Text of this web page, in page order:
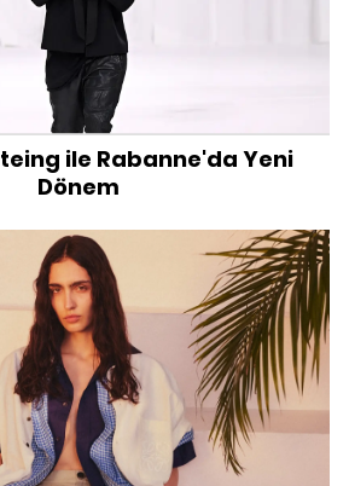
ile Rabanne'da Yeni
Dönem